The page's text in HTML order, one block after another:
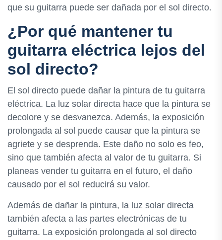
que su guitarra puede ser dañada por el sol directo.
¿Por qué mantener tu
guitarra eléctrica lejos del
sol directo?
El sol directo puede dañar la pintura de tu guitarra
eléctrica. La luz solar directa hace que la pintura se
decolore y se desvanezca. Además, la exposición
prolongada al sol puede causar que la pintura se
agriete y se desprenda. Este daño no solo es feo,
sino que también afecta al valor de tu guitarra. Si
planeas vender tu guitarra en el futuro, el daño
causado por el sol reducirá su valor.
Además de dañar la pintura, la luz solar directa
también afecta a las partes electrónicas de tu
guitarra. La exposición prolongada al sol directo